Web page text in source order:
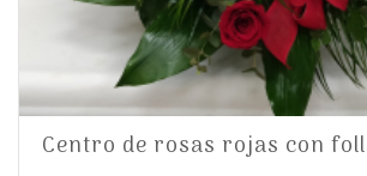
Centro de rosas rojas con